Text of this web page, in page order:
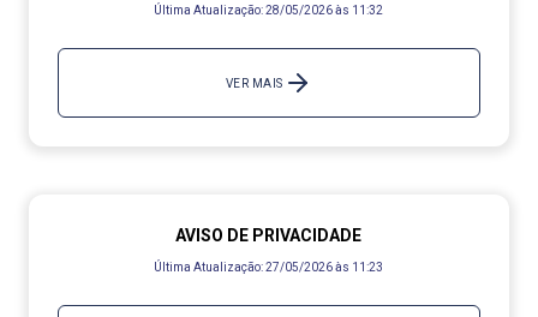
Última Atualização: 28/05/2026 às 11:32
VER MAIS
AVISO DE PRIVACIDADE
Última Atualização: 27/05/2026 às 11:23